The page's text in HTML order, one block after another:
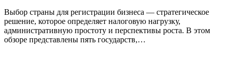
Выбор страны для регистрации бизнеса — стратегическое
решение, которое определяет налоговую нагрузку,
административную простоту и перспективы роста. В этом
обзоре представлены пять государств,…